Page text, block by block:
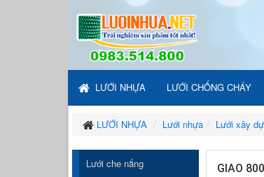
LƯỚI NHỰA LƯỚI CHỐNG CHÁY
LƯỚI NHỰA Lưới nhựa Lưới xây
GIAO
Lưới che nắng